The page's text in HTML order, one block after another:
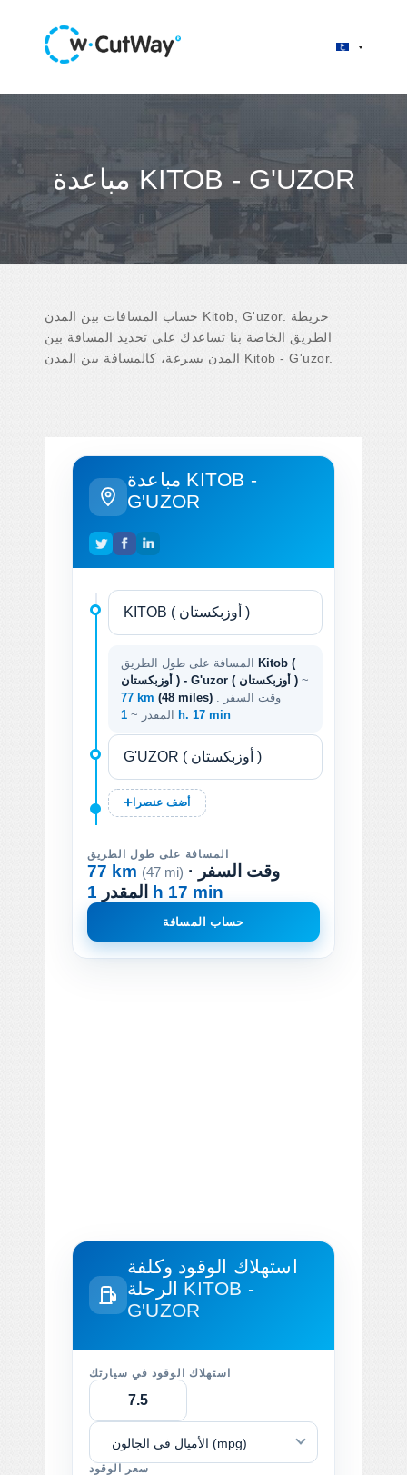
مباعدة KITOB - G'UZOR
حساب المسافات بين المدن Kitob, G'uzor. خريطة
الطريق الخاصة بنا تساعدك على تحديد المسافة بين
المدن بسرعة، كالمسافة بين المدن Kitob - G'uzor.
مباعدة KITOB -
G'UZOR
Kitob (
أوزبكستان ) - G'uzor ( أوزبكستان ) ~
77 km (48 miles)
المقدر ~ 1 h. 17 min
أضف عنصرا
المسافة على طول الطريق
77 km (47 mi) · وقت السفر
المقدر 1 h 17 min
حساب المسافة
استهلاك الوقود وكلفة
KITOB -
G'UZOR
استهلاك الوقود في سيارتك
الأميال في الجالون (mpg)
سعر الوقود